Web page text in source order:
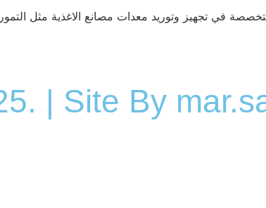
في تجهيز وتوريد معدات مصانع الاغذية مثل التمور
| Site By